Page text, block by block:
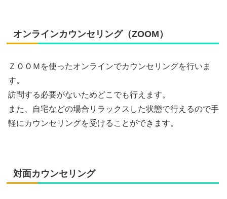
オンラインカウンセリング（ZOOM）
ＺＯＯＭを使ったオンラインでカウンセリングを行いま
す。
訪問する必要がないためどこでも行えます。
また、自宅などの場合リラックスした状態で行えるので手
軽にカウンセリングを受けることができます。
対面カウンセリング